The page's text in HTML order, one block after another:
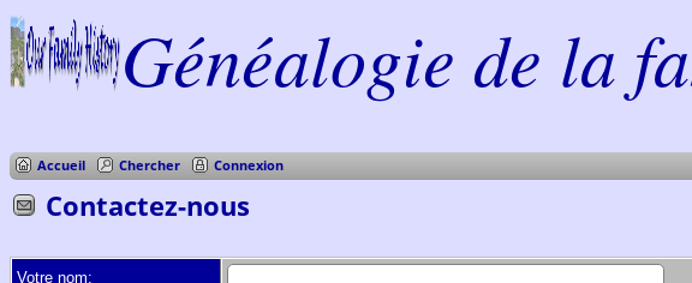
Généalogie de la
Accueil Chercher Connexion
Contactez-nous
Votre nom: